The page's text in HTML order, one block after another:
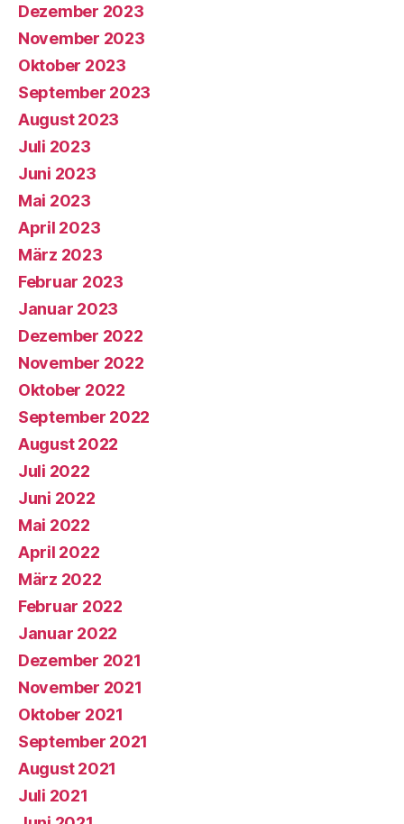
Dezember 2023
November 2023
Oktober 2023
September 2023
August 2023
Juli 2023
Juni 2023
Mai 2023
April 2023
März 2023
Februar 2023
Januar 2023
Dezember 2022
November 2022
Oktober 2022
September 2022
August 2022
Juli 2022
Juni 2022
Mai 2022
April 2022
März 2022
Februar 2022
Januar 2022
Dezember 2021
November 2021
Oktober 2021
September 2021
August 2021
Juli 2021